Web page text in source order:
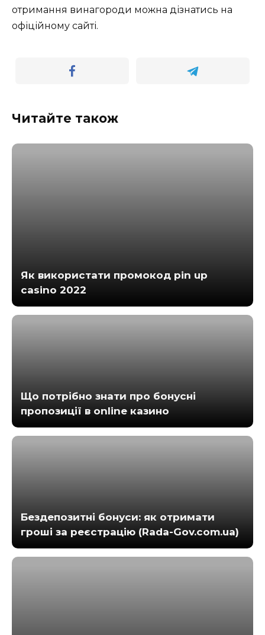
отримання винагороди можна дізнатись на
офіційному сайті.
Читайте також
Як використати промокод pin up
casino 2022
Що потрібно знати про бонусні
пропозиції в online казино
Бездепозитні бонуси: як отримати
гроші за реєстрацію (Rada-Gov.com.ua)